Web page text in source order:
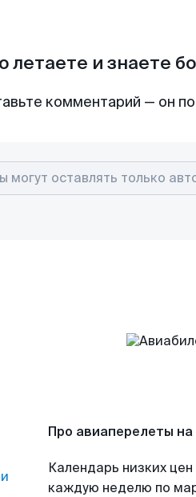
летаете и знаете
комментарий — он
Про авиаперелеты
Календарь низких
каждую неделю по